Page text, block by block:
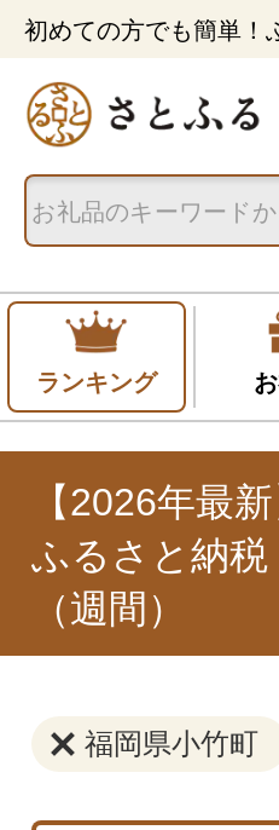
初めての方でも簡単！
ランキング
【2026年最
ふるさと納
（週間）
福岡県小竹町